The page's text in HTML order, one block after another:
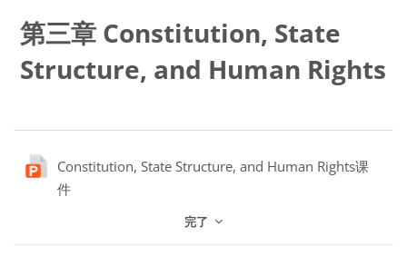
す
第三章 Constitution, State
Structure, and Human Rights
ブロック
セクションアウトライン
Constitution, State Structure, and Human Rights课
件
完了